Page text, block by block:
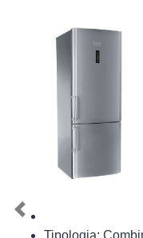
Previous